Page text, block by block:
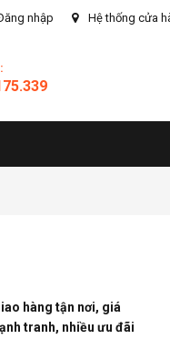
nhập Hệ thống cửa
hàng tận nơi, giá
tranh, nhiều ưu đãi